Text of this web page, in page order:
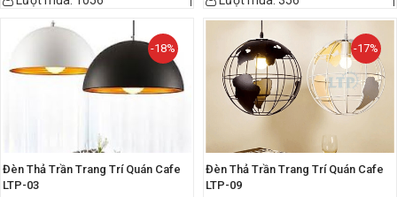
-18%
Đèn Thả Trần Trang Trí Quán Cafe
LTP-03
-17%
Đèn Thả Trần Trang Trí Quán Cafe
LTP-09